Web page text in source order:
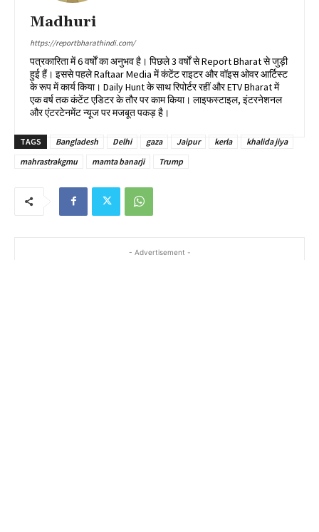
Madhuri
https://reportbharathindi.com/
पत्रकारिता में 6 वर्षों का अनुभव है। पिछले 3 वर्षों से Report Bharat से जुड़ी
हुई हैं। इससे पहले Raftaar Media में कंटेंट राइटर और वॉइस ओवर आर्टिस्ट
के रूप में कार्य किया। Daily Hunt के साथ रिपोर्टर रहीं और ETV Bharat में
एक वर्ष तक कंटेंट एडिटर के तौर पर काम किया। लाइफस्टाइल, इंटरनेशनल
और एंटरटेनमेंट न्यूज पर मजबूत पकड़ है।
TAGS Bangladesh Delhi gaza Jaipur kerla
khalida jiya
mahrastrakgmu
mamta banarji Trump
- Advertisement -